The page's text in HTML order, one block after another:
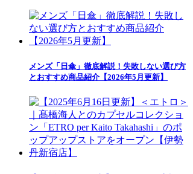
メンズ「日傘」徹底解説！失敗しない選び方
とおすすめ商品紹介【2026年5月更新】